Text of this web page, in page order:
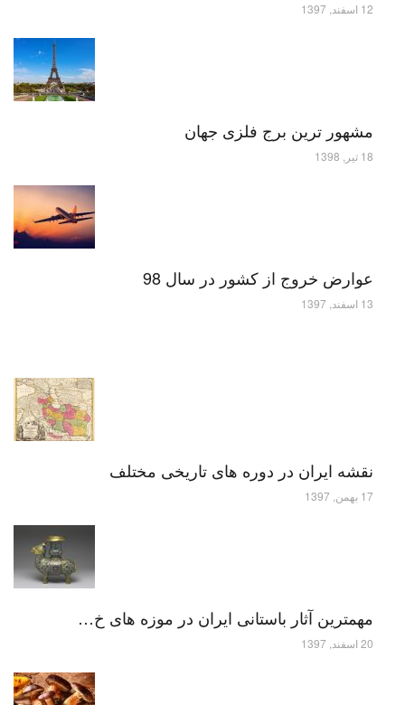
12 اسفند, 1397
مشهور ترین برج فلزی جهان
18 تیر, 1398
عوارض خروج از کشور در سال 98
13 اسفند, 1397
نقشه ایران در دوره های تاریخی مختلف
17 بهمن, 1397
مهمترین آثار باستانی ایران در موزه های خ…
20 اسفند, 1397